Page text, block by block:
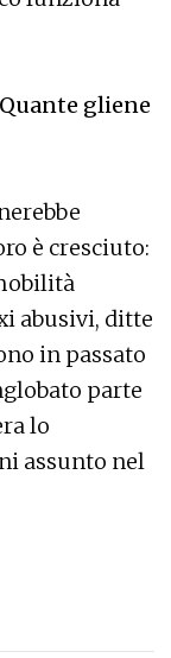
gliene
è cresciuto:
abusivi, ditte
in passato
parte
lo
assunto nel